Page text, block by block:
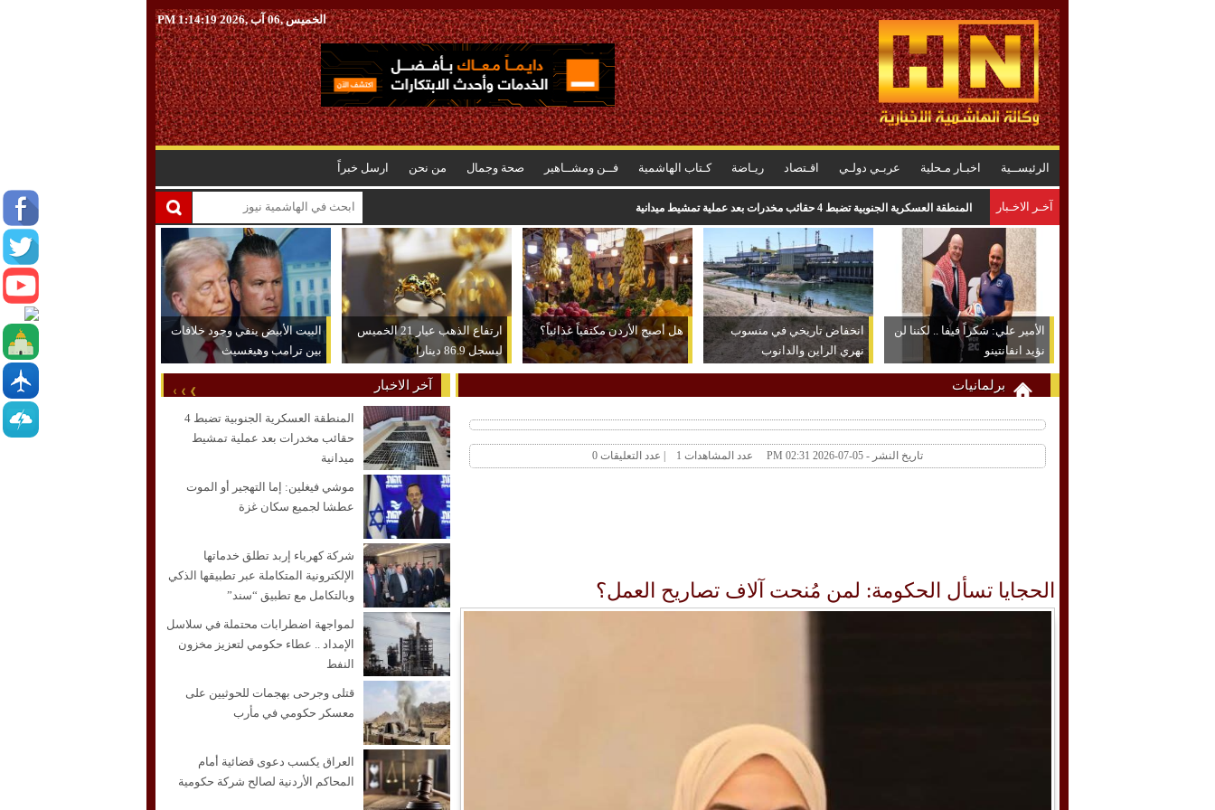
الخميس ,06 آب ,2026 1:14:20 PM
الرئيســية اخبـار مـحلية عربـي دولـي اقـتصاد ريـاضة كـتاب الهاشمية فــن ومشــاهير صحة وجمال من نحن ارسل خبراً
آخـر الاخـبار المنطقة العسكرية الجنوبية تضبط 4 حقائب مخدرات بعد عملية تمشيط ميدانية
الأمير علي: شكراً فيفا .. لكننا لن
نؤيد انفانتينو
انخفاض تاريخي في منسوب
نهري الراين والدانوب
هل أصبح الأردن مكتفياً غذائياً؟
ارتفاع الذهب عيار 21 الخميس
ليسجل 86.9 دينارا
البيت الأبيض ينفي وجود خلافات
بين ترامب وهيغسيث
برلمانيات
تاريخ النشر - 05-07-2026 02:31 PM عدد المشاهدات 1 | عدد التعليقات 0
الحجايا تسأل الحكومة: لمن مُنحت آلاف تصاريح العمل؟
آخر الاخبار
المنطقة العسكرية الجنوبية تضبط 4
حقائب مخدرات بعد عملية تمشيط
ميدانية
موشي فيغلين: إما التهجير أو الموت
عطشا لجميع سكان غزة
شركة كهرباء إربد تطلق خدماتها
الإلكترونية المتكاملة عبر تطبيقها الذكي
وبالتكامل مع تطبيق “سند”
لمواجهة اضطرابات محتملة في سلاسل
الإمداد .. عطاء حكومي لتعزيز مخزون
النفط
قتلى وجرحى بهجمات للحوثيين على
معسكر حكومي في مأرب
العراق يكسب دعوى قضائية أمام
المحاكم الأردنية لصالح شركة حكومية